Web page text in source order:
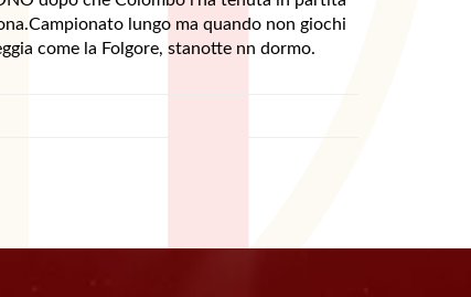
lungo ma quando non giochi
come la Folgore, stanotte nn dormo.